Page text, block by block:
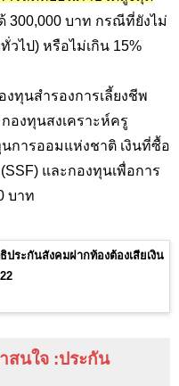
300 ,000 บาท กรณีที่ยังไม่
ไป) หรือไม่เกิน 15%
งทุนสำรองการเลี้ยงชีพ
องทุนสงเคราะห์ครู
นการออมแห่งชาติ เงินที่ซื้อ
) และกองทุนเพื่อการ
บาท
ประกันสังคมฝากท้องต้องเสียเงิน
สนใจ :ประกัน